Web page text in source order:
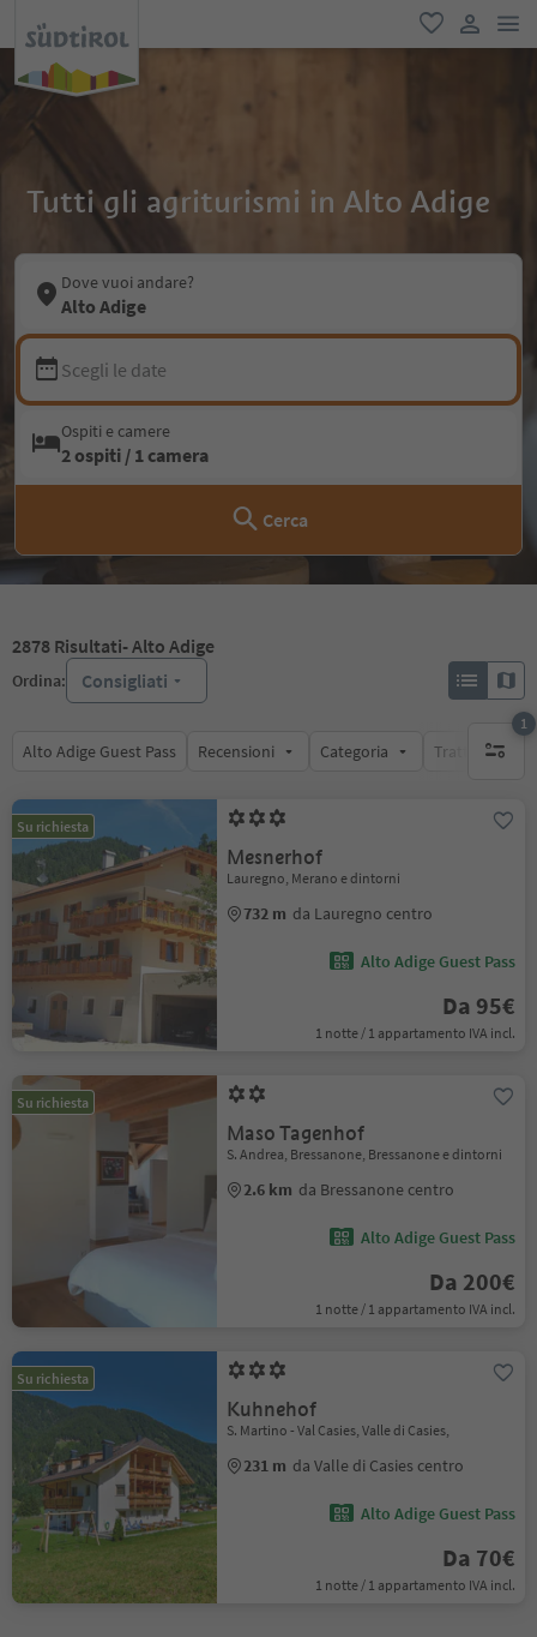
favoriti
user link
Tutti gli agriturismi in Alto Adige
Dove vuoi andare?
Alto Adige
Scegli le date
Ospiti e camere
2 ospiti / 1 camera
Cerca
2878 Risultati- Alto Adige
Ordina: Consigliati
Alto Adige Guest Pass Recensioni Categoria Trattamento
1
1 filtro
Su richiesta
Mesnerhof
Lauregno, Merano e dintorni
732 m da Lauregno centro
Alto Adige Guest Pass
Da 95€
1 notte / 1 appartamento IVA incl.
Su richiesta
Maso Tagenhof
S. Andrea, Bressanone, Bressanone e dintorni
2.6 km da Bressanone centro
Alto Adige Guest Pass
Da 200€
1 notte / 1 appartamento IVA incl.
Su richiesta
Kuhnehof
S. Martino - Val Casies, Valle di Casies,
231 m da Valle di Casies centro
Alto Adige Guest Pass
Da 70€
1 notte / 1 appartamento IVA incl.